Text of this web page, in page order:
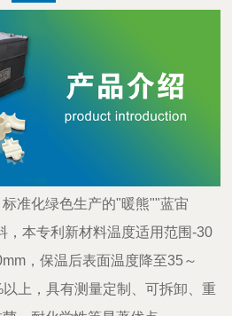
准化绿色生产的"暖熊""蓝宙
，本专利新材料温度适用范围-30
，保温后表面温度降至35～
上，具有测量定制、可拆卸、重